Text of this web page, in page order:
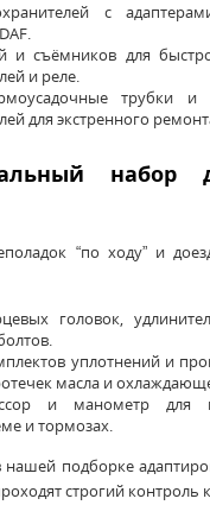
с
и съёмников для
и реле.
трубки и
для экстренного
набор
“по ходу” и
головок,
уплотнений и
масла и
и манометр для
и тормозах.
нашей подборке
строгий контроль